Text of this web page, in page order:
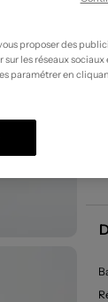
proposer des
les réseaux sociaux
paramétrer en